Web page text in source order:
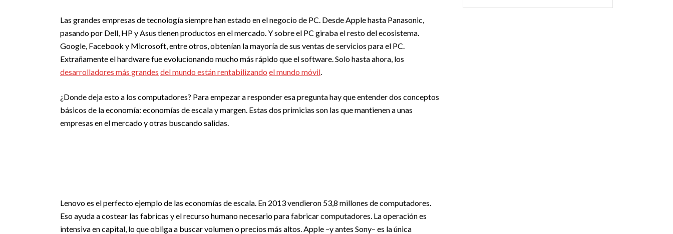
Las grandes empresas de tecnología siempre han estado en el negocio de PC. Desde Apple hasta Panasonic,
pasando por Dell, HP y Asus tienen productos en el mercado. Y sobre el PC giraba el resto del ecosistema.
Google, Facebook y Microsoft, entre otros, obtenían la mayoría de sus ventas de servicios para el PC.
Extrañamente el hardware fue evolucionando mucho más rápido que el software. Solo hasta ahora, los
desarrolladores más grandes del mundo están rentabilizando el mundo móvil
¿Donde deja esto a los computadores? Para empezar a responder esa pregunta hay que entender dos conceptos
básicos de la economía: economías de escala y margen. Estas dos primicias son las que mantienen a unas
empresas en el mercado y otras buscando salidas.
Lenovo es el perfecto ejemplo de las economías de escala. En 2013 vendieron 53,8 millones de computadores.
Eso ayuda a costear las fabricas y el recurso humano necesario para fabricar computadores. La operación es
intensiva en capital, lo que obliga a buscar volumen o precios más altos. Apple –y antes Sony– es la única